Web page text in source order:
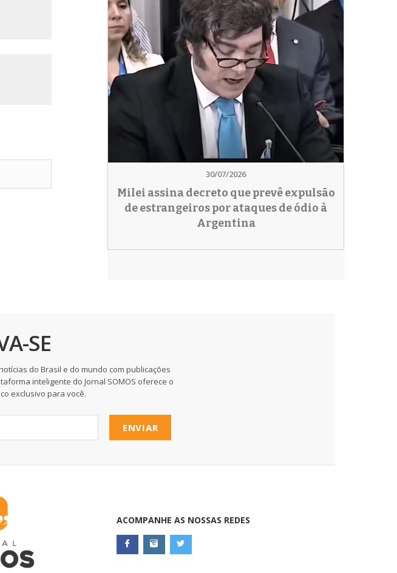
30/07/2026
Milei assina decreto que prevê expulsão
de estrangeiros por ataques de ódio à
Argentina
SE
do Brasil e do mundo com publicações
inteligente do Jornal SOMOS oferece o
exclusivo para você.
ENVIAR
ACOMPANHE AS NOSSAS REDES